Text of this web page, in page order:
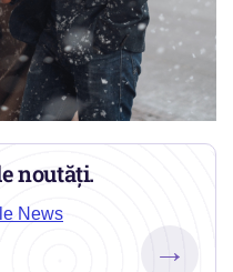
noutăți.
News
→